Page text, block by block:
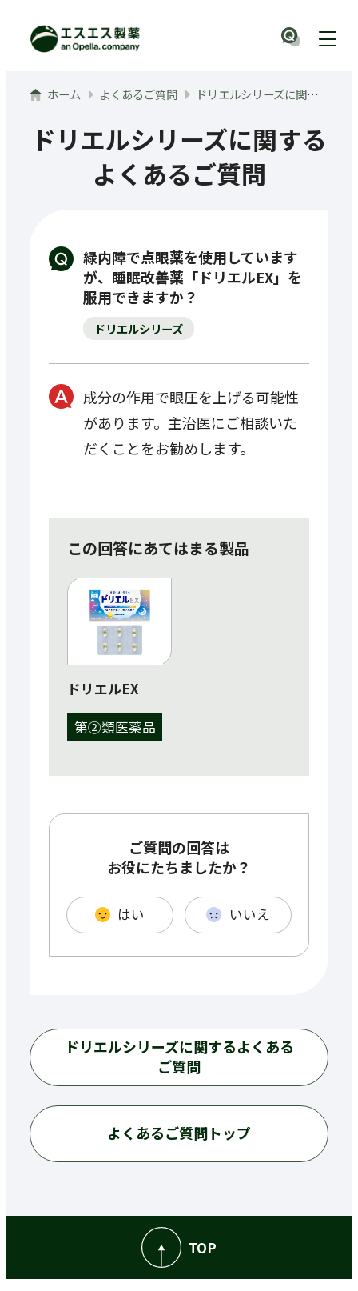
ナビ
ホーム よくあるご質問 ドリエルシリーズに関するよくあるご質問
ドリエルシリーズに関する
よくあるご質問
緑内障で点眼薬を使用しています
が、睡眠改善薬「ドリエルEX」を
服用できますか？
ドリエルシリーズ
成分の作用で眼圧を上げる可能性
があります。主治医にご相談いた
だくことをお勧めします。
この回答にあてはまる製品
ドリエルEX
第②類医薬品
ご質問の回答は
お役にたちましたか？
はい いいえ
ドリエルシリーズに関するよくある
ご質問
よくあるご質問トップ
TOP